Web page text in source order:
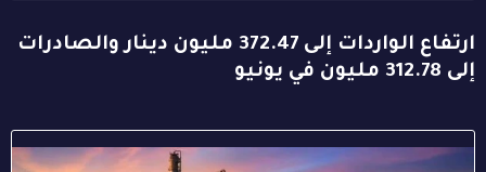
ارتفاع الواردات إلى 372.47 مليون دينار والصادرات
إلى 312.78 مليون في يونيو